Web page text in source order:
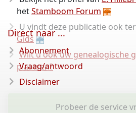
hetStamboom Forum
U vindt deze publicatie ook
Gids
Wilt u ook uw genealogische
plaatsen?
Probeer de service
Direct naar ...
Abonnement
Vraag/antwoord
Disclaimer